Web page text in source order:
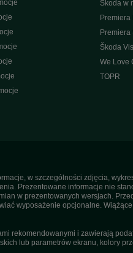
Škoda w
Premiera
Premiera
Škoda
We Love
TOPR
w szczególności zdjęcia,
Prezentowane informacje nie
w prezentowanych wersjach.
wyposażenie opcjonalne.
rekomendowanymi i zawierają
lub parametrów ekranu, kolory